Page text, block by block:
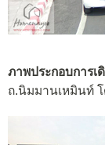
ภาพประกอบการเ
ถ.นิมมานเหมินท์ โ